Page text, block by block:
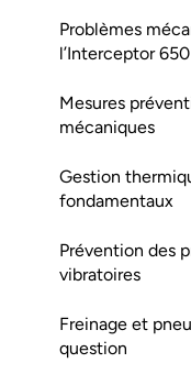
Problèmes
l’Interceptor 650
Mesures
mécaniques
Gestion
fondamentaux
Prévention des
vibratoires
Freinage et
question